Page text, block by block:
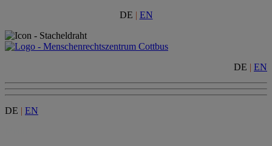
DE | EN
DE | EN
DE | EN